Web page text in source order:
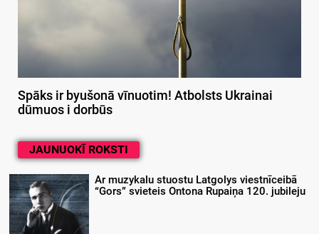
Spāks ir byušonā vīnuotim! Atbolsts Ukrainai
dūmuos i dorbūs
JAUNUOKĪ ROKSTI
Ar muzykalu stuostu Latgolys viestnīceibā
“Gors” svieteis Ontona Rupaiņa 120. jubileju